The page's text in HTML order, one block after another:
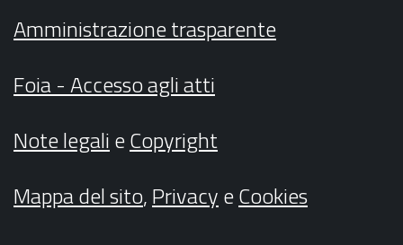
Amministrazione trasparente
Foia - Accesso agli atti
Note legalieCopyright
Mappa del sito,PrivacyeCookies